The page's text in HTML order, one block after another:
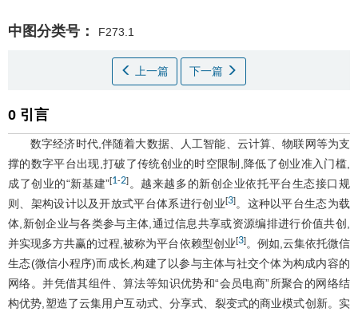
中图分类号： F273.1
上一篇 下一篇
0 引言
数字经济时代,伴随着大数据、人工智能、云计算、物联网等为支
撑的数字平台出现,打破了传统创业的时空限制,降低了创业准入门槛,
成了创业的“新基建”[1-2] 。越来越多的新创企业依托平台生态接口规
则、架构设计以及开放式平台体系进行创业[3]。这种以平台生态为载
体,新创企业与各类参与主体,通过信息共享或资源编排进行价值共创,
并实现多方共赢的过程,被称为平台依赖型创业[3]。例如,云集依托微信
生态(微信小程序)而成长,构建了以参与主体与社交个体为构成内容的
网络。并凭借其组件、算法等知识优势和“会员电商”所聚合的网络结
构优势,塑造了云集用户互动式、分享式、裂变式的商业模式创新。实